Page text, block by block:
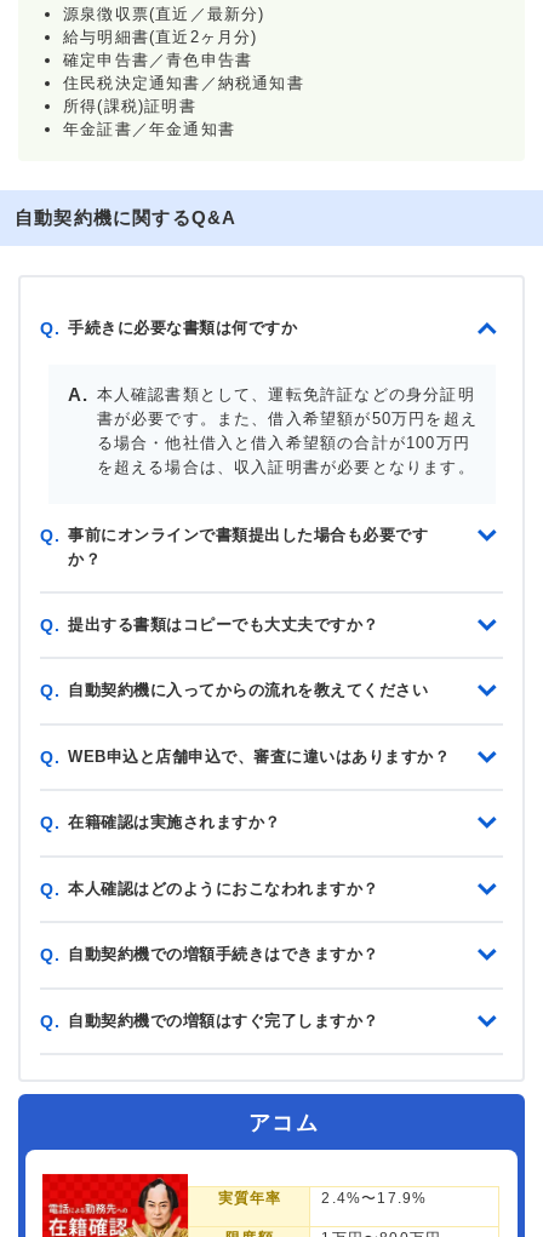
源泉徴収票(直近／最新分)
給与明細書(直近2ヶ月分)
確定申告書／青色申告書
住民税決定通知書／納税通知書
所得(課税)証明書
年金証書／年金通知書
自動契約機に関するQ&A
Q. 手続きに必要な書類は何ですか
本人確認書類として、運転免許証などの身分証明
書が必要です。また、借入希望額が50万円を超え
る場合・他社借入と借入希望額の合計が100万円
を超える場合は、収入証明書が必要となります。
Q. 事前にオンラインで書類提出した場合も必要です
か？
Q. 提出する書類はコピーでも大丈夫ですか？
Q. 自動契約機に入ってからの流れを教えてください
Q. WEB申込と店舗申込で、審査に違いはありますか？
Q. 在籍確認は実施されますか？
Q. 本人確認はどのようにおこなわれますか？
Q. 自動契約機での増額手続きはできますか？
Q. 自動契約機での増額はすぐ完了しますか？
アコム
実質年率 2.4%〜17.9%